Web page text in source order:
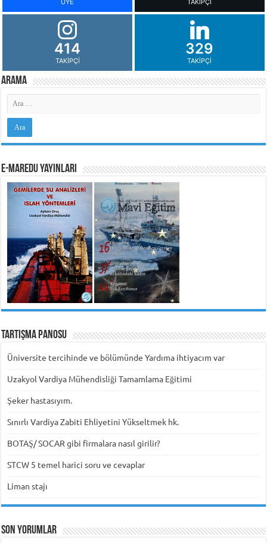
414
TAKIPÇI
329
TAKIPÇI
Arama
e-MarEdu Yayınları
Tartışma Panosu
Üniversite tercihinde ve bölümünde Yardıma ihtiyacım var
Uzakyol Vardiya Mühendisliği Tamamlama Eğitimi
Şeker hastasıyım.
Sınırlı Vardiya Zabiti Ehliyetini Yükseltmek hk.
BOTAŞ/ SOCAR gibi firmalara nasıl girilir?
STCW 5 temel harici soru ve cevaplar
Liman stajı
Son Yorumlar